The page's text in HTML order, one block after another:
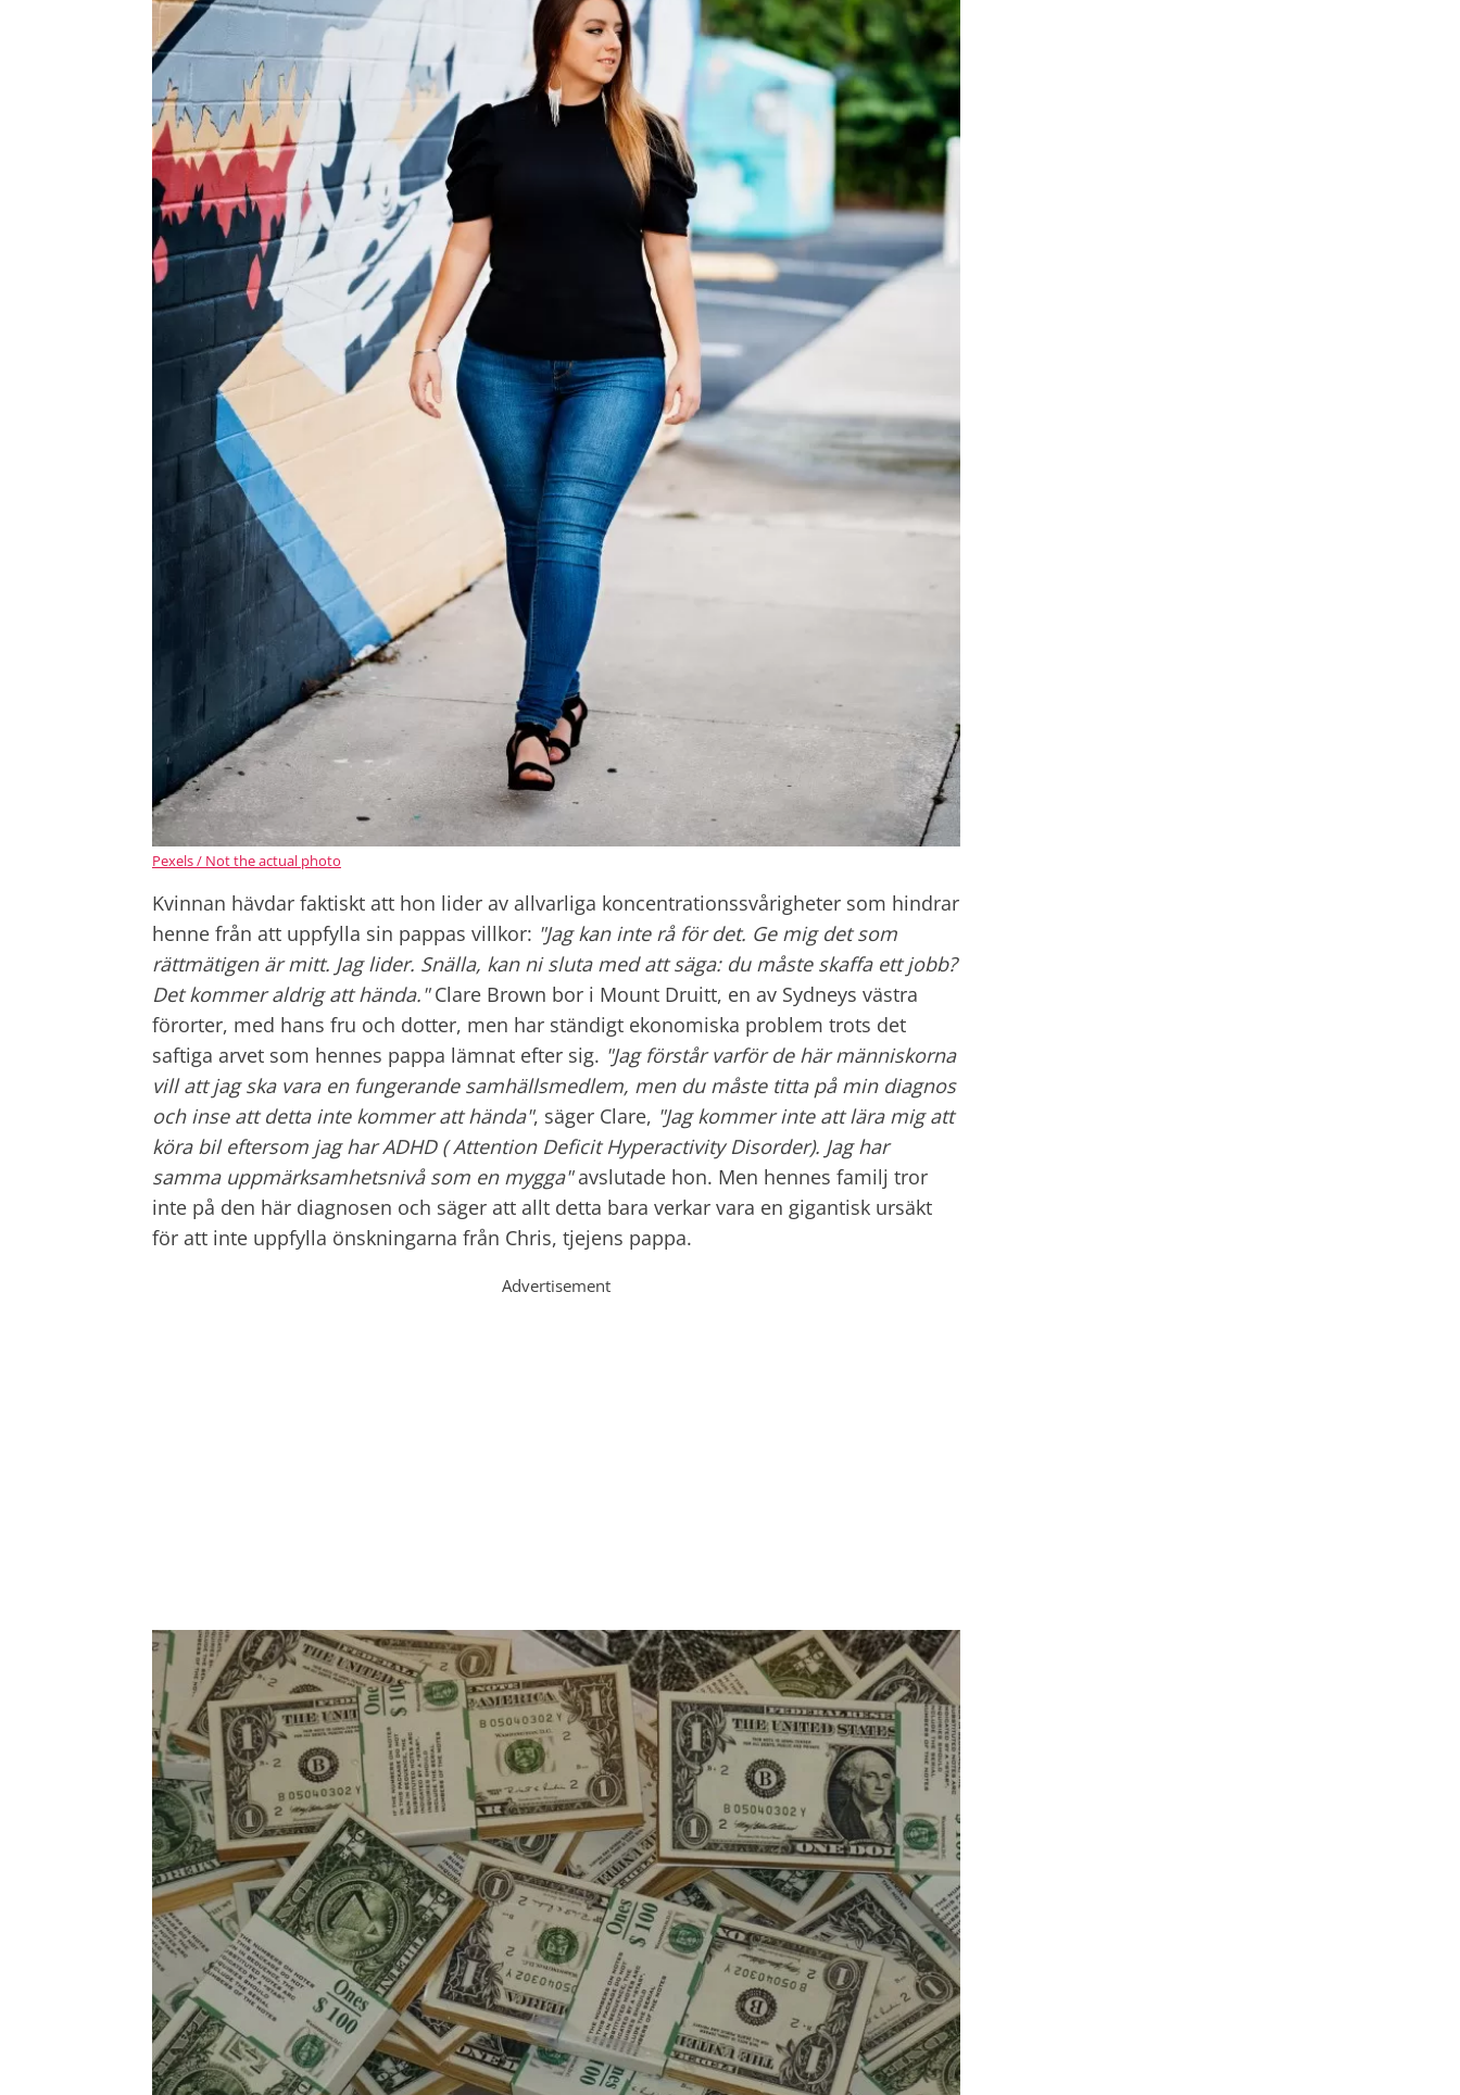
Pexels / Not the actual photo
Kvinnan hävdar faktiskt att hon lider av allvarliga koncentrationssvårigheter som hindrar
henne från att uppfylla sin pappas villkor: "Jag kan inte rå för det. Ge mig det som
rättmätigen är mitt. Jag lider. Snälla, kan ni sluta med att säga: du måste skaffa ett jobb?
Det kommer aldrig att hända."Clare Brown bor i Mount Druitt, en av Sydneys västra
förorter, med hans fru och dotter, men har ständigt ekonomiska problem trots det
saftiga arvet som hennes pappa lämnat efter sig. "Jag förstår varför de här människorna
vill att jag ska vara en fungerande samhällsmedlem, men du måste titta på min diagnos
och inse att detta inte kommer att hända", säger Clare, "Jag kommer inte att lära mig att
köra bil eftersom jag har ADHD ( Attention Deficit Hyperactivity Disorder). Jag har
samma uppmärksamhetsnivå som en mygga"avslutade hon. Men hennes familj tror
inte på den här diagnosen och säger att allt detta bara verkar vara en gigantisk ursäkt
för att inte uppfylla önskningarna från Chris, tjejens pappa.
Advertisement